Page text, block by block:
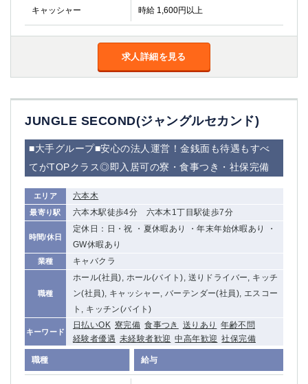
キャッシャー 時給 1,600円以上
求人詳細を見る
JUNGLE SECOND(ジャングルセカンド)
■大手グループ■安心の法人運営！金銭面も待遇もすべ
てがTOPクラス◎即入居可の寮・食事つき・社保完備
エリア 六本木
最寄り駅 六本木駅徒歩4分 六本木1丁目駅徒歩7分
時間/休日
定休日：日・祝 ・夏休暇あり ・年末年始休暇あり ・
GW休暇あり
業種 キャバクラ
職種
ホール(社員), ホール(バイト), 送りドライバー, キッチ
ン(社員), キャッシャー, バーテンダー(社員), エスコー
ト, キッチン(バイト)
キーワード
日払いOK 寮完備 食事つき 送りあり
年齢不問
経験者優遇 未経験者歓迎 中高年歓迎 社保完備
職種 給与